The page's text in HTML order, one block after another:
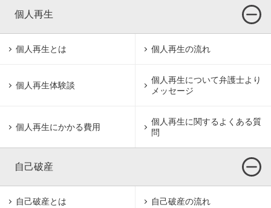
個人再生
個人再生とは 個人再生の流れ
個人再生体験談
個人再生について弁護士より
メッセージ
個人再生にかかる費用
個人再生に関するよくある質
問
自己破産
自己破産とは 自己破産の流れ